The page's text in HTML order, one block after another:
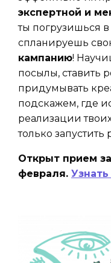
экспертной и
ты погрузишься
спланируешь
кампанию!
посылы, ставить
придумывать
подскажем, где
реализации
только
Открыт прием
февраля.